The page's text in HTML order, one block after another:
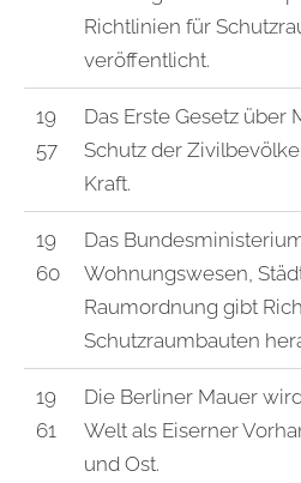
Richtlinien für
veröffentlicht.
19
57
Das Erste Gesetz über
Schutz der
Kraft.
19
60
Das
Wohnungswesen,
Raumordnung gibt
Schutzraumbauten
19
61
Die Berliner Mauer
Welt als Eiserner
und Ost.